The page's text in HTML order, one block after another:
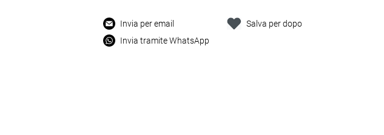
Invia per email
Invia tramite WhatsApp
Salva per dopo